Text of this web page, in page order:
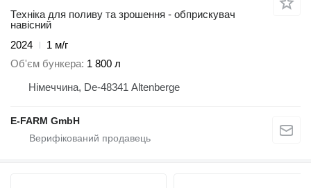
Техніка для поливу та зрошення - обприскувач
навісний
2024
1 м/г
Об'єм бункера 1 800 л
Німеччина, De-48341 Altenberge
E-FARM GmbH